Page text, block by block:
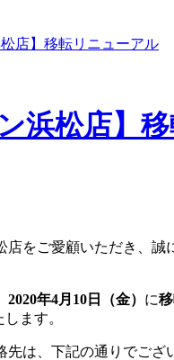
松店】移転リニューアル
浜松店】
店をご愛顧いただき、誠
2020年4月10日（金） に
します。
は、下記の通りでござ